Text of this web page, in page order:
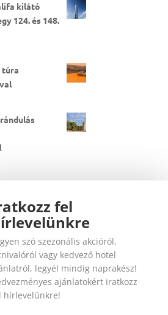
kilátó
124. és 148.
túra
hotel ajánlatról,
Kedvezményes
hírlevelünkre!
fel
szó szezonális akcióról,
vagy kedvező hotel
legyél mindig naprakész!
ajánlatokért iratkozz
hírlevelünkre!